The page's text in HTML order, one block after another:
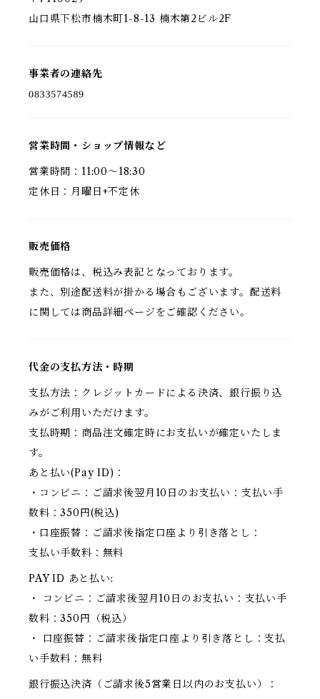
山口県下松市楠木町1-8-13 楠木第2ビル2F
事業者の連絡先
営業時間・ショップ情報など
営業時間：11:00～18:30
定休日：月曜日+不定休
販売価格
販売価格は、税込み表記となっております。
また、別途配送料が掛かる場合もございます。配送料
に関しては商品詳細ページをご確認ください。
代金の支払方法・時期
支払方法：クレジットカードによる決済、銀行振り込
みがご利用いただけます。
支払時期：商品注文確定時にお支払いが確定いたしま
す。
あと払い(Pay ID)：
・コンビニ：ご請求後翌月10日のお支払い：支払い手
数料：350円(税込)
・口座振替：ご請求後指定口座より引き落とし：
支払い手数料：無料
PAY ID あと払い:
・ コンビニ：ご請求後翌月10日のお支払い：支払い手
数料：350円（税込）
・ 口座振替：ご請求後指定口座より引き落とし：支払
い手数料：無料
銀行振込決済（ご請求後5営業日以内のお支払い）：